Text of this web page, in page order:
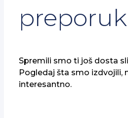
Spremili smo ti još dosta
Pogledaj šta smo izdvojili,
interesantno.